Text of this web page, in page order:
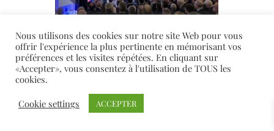
Nous utilisons des cookies sur notre site Web pour vous
offrir l'expérience la plus pertinente en mémorisant vos
préférences et les visites répétées. En cliquant sur
«Accepter», vous consentez à l'utilisation de TOUS les
cookies.
Cookie settings
ACCEPTER